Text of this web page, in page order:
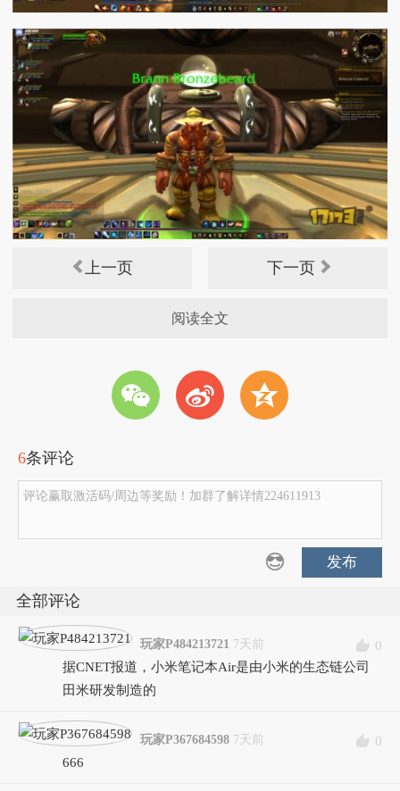
上一页 下一页
阅读全文
w t z
6条评论
评论赢取激活码/周边等奖励！加群了解详情224611913
发布
全部评论
玩家P484213721 7天前
0
据CNET报道，小米笔记本Air是由小米的生态链公司
田米研发制造的
玩家P367684598 7天前
0
666